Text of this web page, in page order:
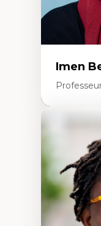
Imen
urbain
Design
Études
savoirs